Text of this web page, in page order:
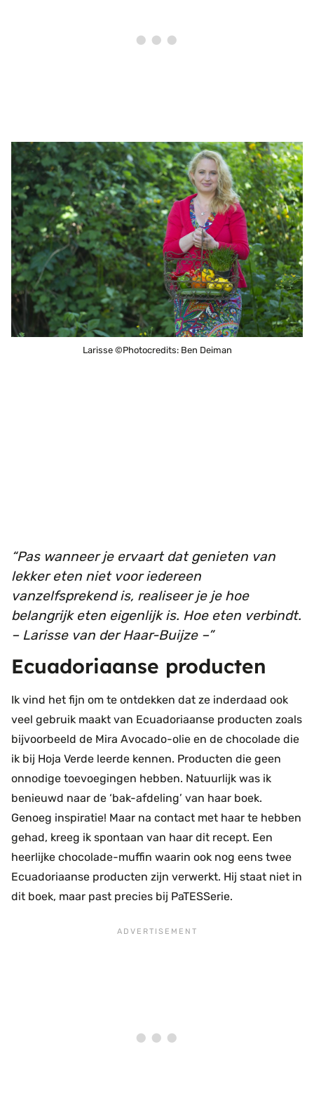
Larisse ©Photocredits: Ben Deiman
Pas wanneer je ervaart dat genieten van
lekker eten niet voor iedereen
vanzelfsprekend is, realiseer je je hoe
belangrijk eten eigenlijk is. Hoe eten verbindt.
– Larisse van der Haar-Buijze –
Ecuadoriaanse producten
Ik vind het fijn om te ontdekken dat ze inderdaad ook
veel gebruik maakt van Ecuadoriaanse producten zoals
bijvoorbeeld de Mira Avocado-olie en de chocolade die
ik bij Hoja Verde leerde kennen. Producten die geen
onnodige toevoegingen hebben. Natuurlijk was ik
benieuwd naar de ‘bak-afdeling’ van haar boek.
Genoeg inspiratie! Maar na contact met haar te hebben
gehad, kreeg ik spontaan van haar dit recept. Een
heerlijke chocolade-muffin waarin ook nog eens twee
Ecuadoriaanse producten zijn verwerkt. Hij staat niet in
dit boek, maar past precies bij PaTESSerie.